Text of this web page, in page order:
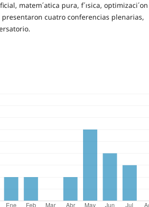
matem´atica pura, f´ısica, optimizaci´on
presentaron cuatro conferencias plenarias,